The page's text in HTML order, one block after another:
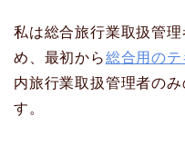
私は総合旅行業取扱管
め、最初から総合用のテ
内旅行業取扱管理者の
す。